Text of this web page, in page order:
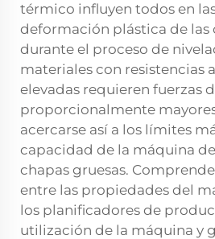
térmico influyen todos en
deformación plástica de las
durante el proceso de
materiales con resistencias
elevadas requieren fuerzas
proporcionalmente
acercarse así a los límites
capacidad de la máquina
chapas gruesas.
entre las propiedades del
los planificadores de
utilización de la máquina y